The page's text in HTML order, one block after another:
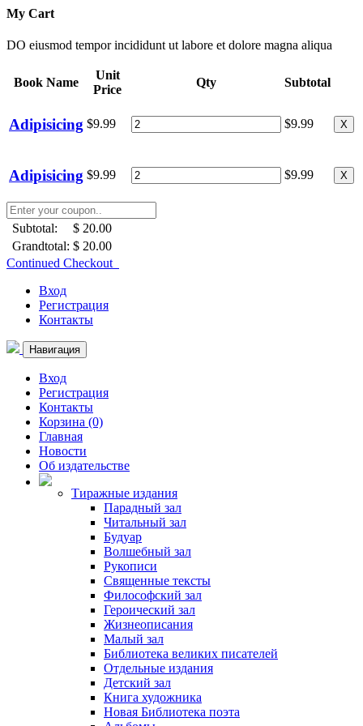
My Cart
DO eiusmod tempor incididunt ut labore et dolore magna aliqua
Book Name
Unit
Price
Qty Subtotal
Adipisicing $9.99 $9.99 X
Adipisicing $9.99 $9.99 X
Subtotal:
$ 20.00
Grandtotal: $ 20.00
Continued Checkout
Вход
Регистрация
Контакты
Навигация
Вход
Регистрация
Контакты
Корзина (0)
Главная
Новости
Об издательстве
Тиражные издания
Парадный зал
Читальный зал
Будуар
Волшебный зал
Рукописи
Священные тексты
Философский зал
Героический зал
Жизнеописания
Малый зал
Библиотека великих писателей
Отдельные издания
Детский зал
Книга художника
Новая Библиотека поэта